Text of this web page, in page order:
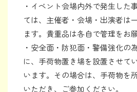
・イベント会場内外で発生した
ては、主催者・会場・出演者は
ます。貴重品は各自で管理をお
・安全面・防犯面・警備強化の
に、手荷物置き場を設置させて
います。その場合は、手荷物を
いただき、ご参加ください。